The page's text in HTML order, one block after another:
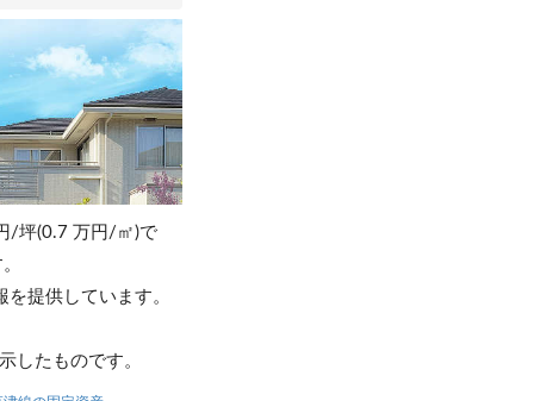
/坪(0.7 万円/㎡)で
提供しています。
したものです。